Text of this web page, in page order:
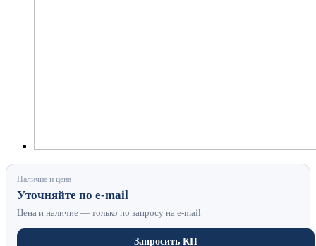
Наличие и цена
Уточняйте по e-mail
Цена и наличие — только по запросу на e-mail
Запросить КП